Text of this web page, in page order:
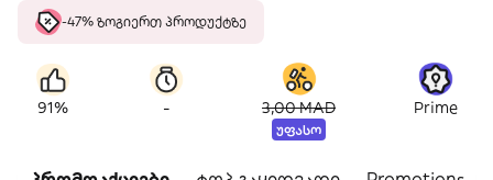
-47% ზოგიერთ პროდუქტზე
91% - 3,00 MAD
უფასო
Prime